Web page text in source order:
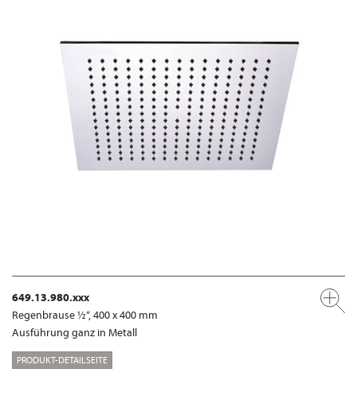
649.13.980.xxx
Regenbrause ½“, 400 x 400 mm
Ausführung ganz in Metall
PRODUKT-DETAILSEITE